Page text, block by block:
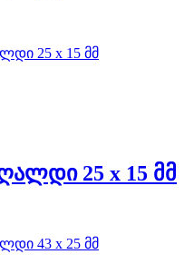
25 x 15 მმ